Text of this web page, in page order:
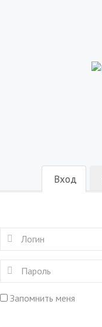
Вход
Запомнить меня